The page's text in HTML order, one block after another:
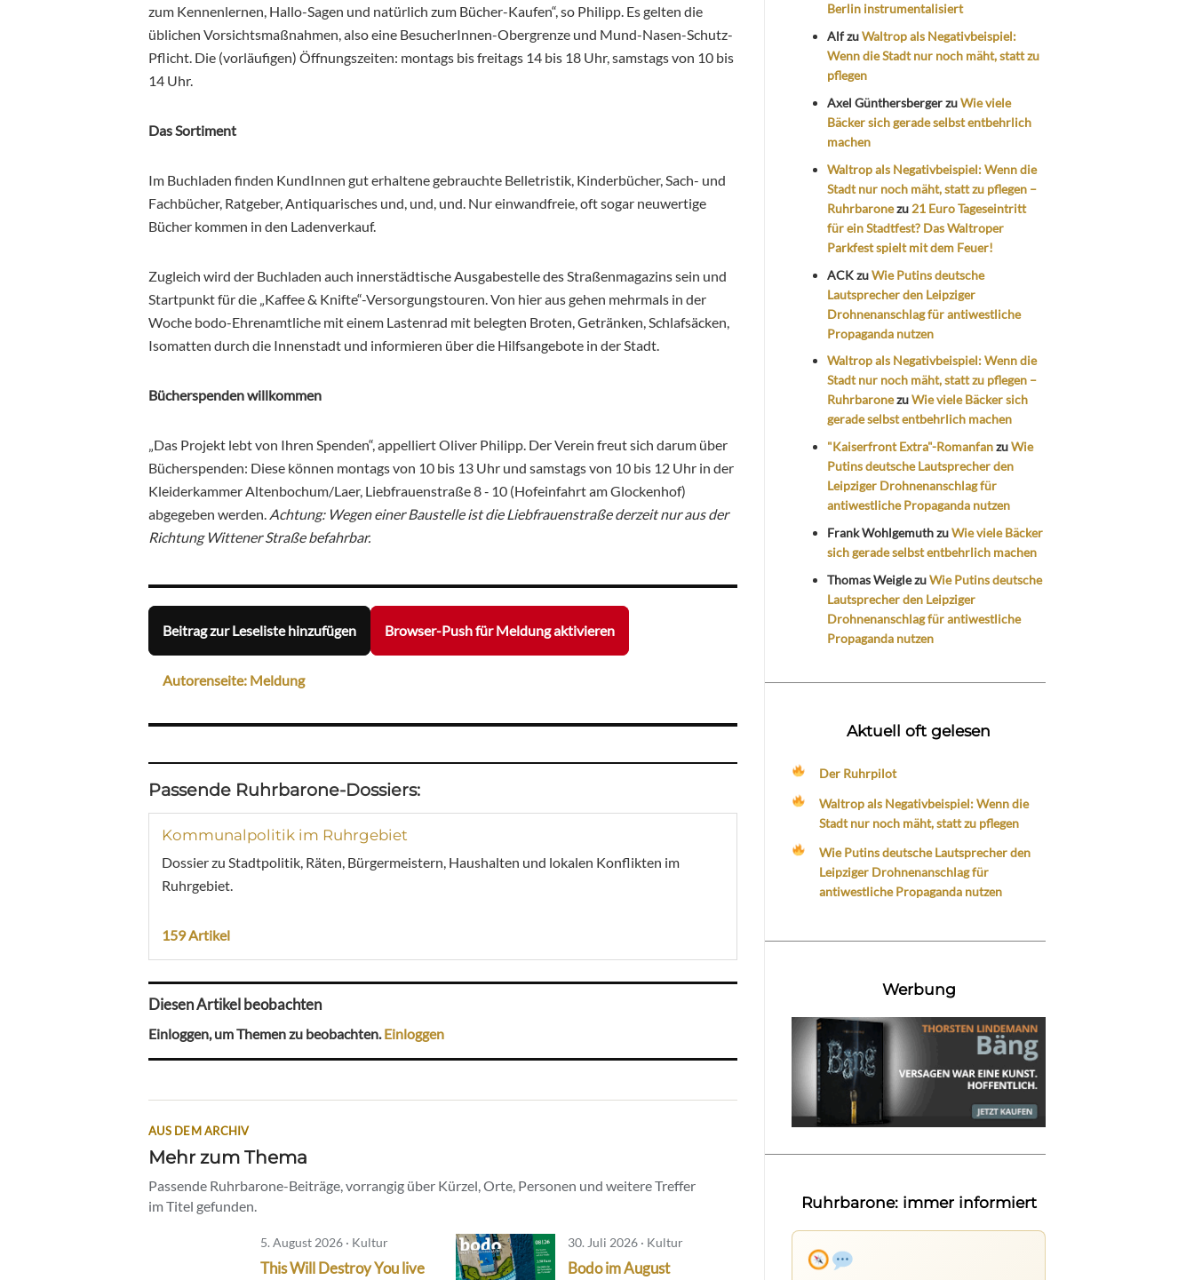
zum Kennenlernen, Hallo-Sagen und natürlich zum Bücher-Kaufen“, so Philipp. Es gelten die
üblichen Vorsichtsmaßnahmen, also eine BesucherInnen-Obergrenze und Mund-Nasen-Schutz-
Pflicht. Die (vorläufigen) Öffnungszeiten: montags bis freitags 14 bis 18 Uhr, samstags von 10 bis
14 Uhr.
Das Sortiment
Im Buchladen finden KundInnen gut erhaltene gebrauchte Belletristik, Kinderbücher, Sach- und
Fachbücher, Ratgeber, Antiquarisches und, und, und. Nur einwandfreie, oft sogar neuwertige
Bücher kommen in den Ladenverkauf.
Zugleich wird der Buchladen auch innerstädtische Ausgabestelle des Straßenmagazins sein und
Startpunkt für die „Kaffee & Knifte“-Versorgungstouren. Von hier aus gehen mehrmals in der
Woche bodo-Ehrenamtliche mit einem Lastenrad mit belegten Broten, Getränken, Schlafsäcken,
Isomatten durch die Innenstadt und informieren über die Hilfsangebote in der Stadt.
Bücherspenden willkommen
„Das Projekt lebt von Ihren Spenden“, appelliert Oliver Philipp. Der Verein freut sich darum über
Bücherspenden: Diese können montags von 10 bis 13 Uhr und samstags von 10 bis 12 Uhr in der
Kleiderkammer Altenbochum/Laer, Liebfrauenstraße 8 ‑ 10 (Hofeinfahrt am Glockenhof)
abgegeben werden. Achtung: Wegen einer Baustelle ist die Liebfrauenstraße derzeit nur aus der
Richtung Wittener Straße befahrbar.
Beitrag zur Leseliste hinzufügen Browser-Push für Meldung aktivieren
Autorenseite: Meldung
Passende Ruhrbarone-Dossiers:
Kommunalpolitik im Ruhrgebiet
Dossier zu Stadtpolitik, Räten, Bürgermeistern, Haushalten und lokalen Konflikten im
Ruhrgebiet.
159 Artikel
Diesen Artikel beobachten
Einloggen, um Themen zu beobachten.Einloggen
AUS DEM ARCHIV
Mehr zum Thema
Passende Ruhrbarone-Beiträge, vorrangig über Kürzel, Orte, Personen und weitere Treffer
im Titel gefunden.
5. August 2026 · Kultur
This Will Destroy You live
30. Juli 2026 · Kultur
Bodo im August
Berlin instrumentalisiert
AlfzuWaltrop als Negativbeispiel:
Wenn die Stadt nur noch mäht, statt zu
pflegen
Axel GünthersbergerzuWie viele
Bäcker sich gerade selbst entbehrlich
machen
Waltrop als Negativbeispiel: Wenn die
Stadt nur noch mäht, statt zu pflegen –
Ruhrbaronezu 21 Euro Tageseintritt
für ein Stadtfest? Das Waltroper
Parkfest spielt mit dem Feuer!
ACKzuWie Putins deutsche
Lautsprecher den Leipziger
Drohnenanschlag für antiwestliche
Propaganda nutzen
Waltrop als Negativbeispiel: Wenn die
Stadt nur noch mäht, statt zu pflegen –
RuhrbaronezuWie viele Bäcker sich
gerade selbst entbehrlich machen
"Kaiserfront Extra"-RomanfanzuWie
Putins deutsche Lautsprecher den
Leipziger Drohnenanschlag für
antiwestliche Propaganda nutzen
Frank WohlgemuthzuWie viele Bäcker
sich gerade selbst entbehrlich machen
Thomas WeiglezuWie Putins deutsche
Lautsprecher den Leipziger
Drohnenanschlag für antiwestliche
Propaganda nutzen
Aktuell oft gelesen
Der Ruhrpilot
Waltrop als Negativbeispiel: Wenn die
Stadt nur noch mäht, statt zu pflegen
Wie Putins deutsche Lautsprecher den
Leipziger Drohnenanschlag für
antiwestliche Propaganda nutzen
Werbung
Ruhrbarone: immer informiert